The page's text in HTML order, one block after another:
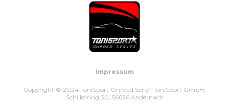
Impressum
Copyright © 2024 ToniSport Onroad Serie | ToniSport GmbH,
Schillerring 30, 56626 Andernach